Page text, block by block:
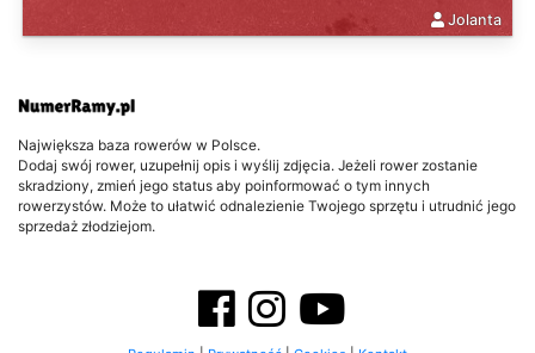
Jolanta
Największa baza rowerów w Polsce.
Dodaj swój rower, uzupełnij opis i wyślij zdjęcia. Jeżeli rower zostanie
skradziony, zmień jego status aby poinformować o tym innych
rowerzystów. Może to ułatwić odnalezienie Twojego sprzętu i utrudnić jego
sprzedaż złodziejom.